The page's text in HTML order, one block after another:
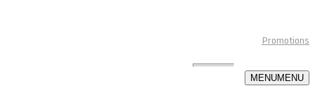
Promotions
MENUMENU